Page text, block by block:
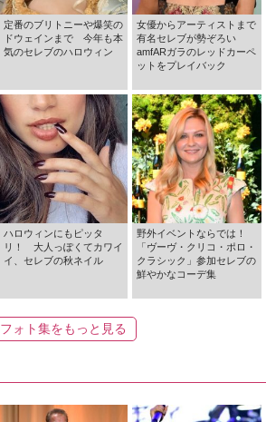
定番のブリトニーや爆笑の
ドウェインまで 今年も本
気のセレブのハロウィン
女優からアーティストまで
有名セレブが勢ぞろい
amfARガラのレッドカーペ
ットをプレイバック
ハロウィンにもピッタ
リ！ 大人っぽくてカワイ
イ、セレブの秋ネイル
野外イベントならでは！
「ヴーヴ・クリコ・ポロ・
クラシック」参加セレブの
鮮やかなコーデ集
フォト集をもっと見る